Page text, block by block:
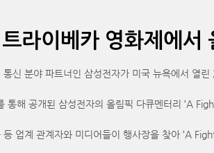
라이베카 영화제에서
신 분야 파트너인 삼성전자가 미국 뉴욕에서 열
통해 공개된 삼성전자의 올림픽 다큐멘터리 ‘A
업계 관계자와 미디어들이 행사장을 찾아 ‘A